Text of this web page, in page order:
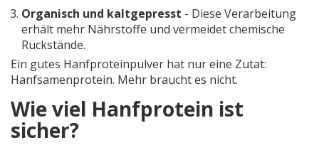
Organisch und kaltgepresst - Diese Verarbeitung
erhält mehr Nährstoffe und vermeidet chemische
Rückstände.
Ein gutes Hanfproteinpulver hat nur eine Zutat:
Hanfsamenprotein. Mehr braucht es nicht.
Wie viel Hanfprotein ist
sicher?